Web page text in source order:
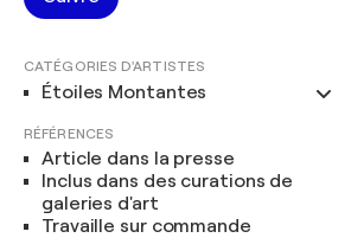
CATÉGORIES D'ARTISTES
Étoiles Montantes
RÉFÉRENCES
Article dans la presse
Inclus dans des curations de
galeries d'art
Travaille sur commande